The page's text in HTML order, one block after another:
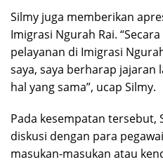
Silmy juga memberikan
Imigrasi Ngurah Rai.
pelayanan di Imigrasi
saya, saya berharap jajaran
hal yang sama”, ucap Silmy.
Pada kesempatan tersebut,
diskusi dengan para
masukan-masukan atau